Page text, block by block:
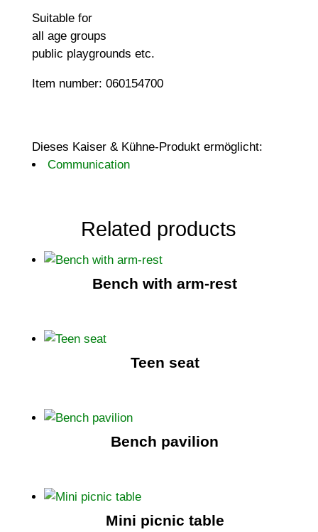
Suitable for
all age groups
public playgrounds etc.
Item number: 060154700
Dieses Kaiser & Kühne-Produkt ermöglicht:
Communication
Related products
Bench with arm-rest
Teen seat
Bench pavilion
Mini picnic table